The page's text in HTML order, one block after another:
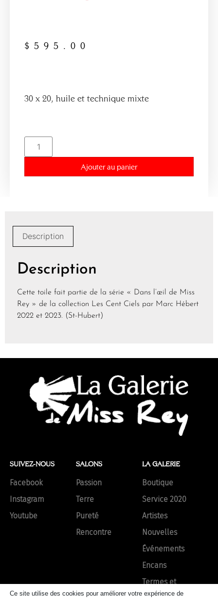
$ 595.00
30 x 20, huile et technique mixte
Ajouter au panier
Description
Description
Cette toile fait partie de la série « Dans l’œil de Miss
Rey » de la collection Les Cent Ciels par Marc Hébert
2022 et 2023. (St-Hubert)
SUIVEZ-NOUS
Facebook
Instagram
Youtube
SALONS
Passion
Terre
Pureté
Rencontre
LA GALERIE
Boutique
Service 2020
Artistes
Nouvelles
Événements
Encans
Termes et
conditions
Ce site utilise des cookies pour améliorer votre expérience de